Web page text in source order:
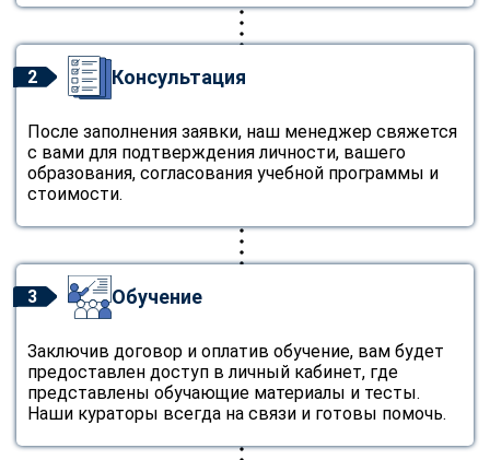
2 Консультация
После заполнения заявки, наш менеджер свяжется
с вами для подтверждения личности, вашего
образования, согласования учебной программы и
стоимости.
3 Обучение
Заключив договор и оплатив обучение, вам будет
предоставлен доступ в личный кабинет, где
представлены обучающие материалы и тесты.
Наши кураторы всегда на связи и готовы помочь.